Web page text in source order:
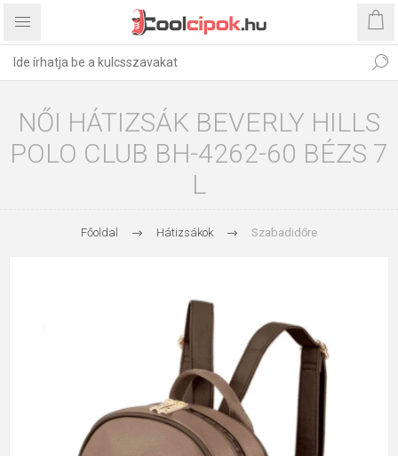
NŐI HÁTIZSÁK BEVERLY HILLS
POLO CLUB BH-4262-60 BÉZS 7
L
Főoldal Hátizsákok Szabadidőre